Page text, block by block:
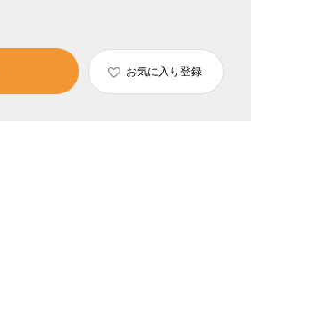
お気に入り登録